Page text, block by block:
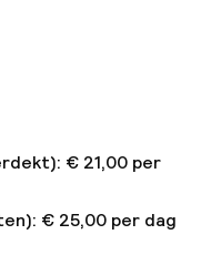
€ 21,00 per
€ 25,00 per dag